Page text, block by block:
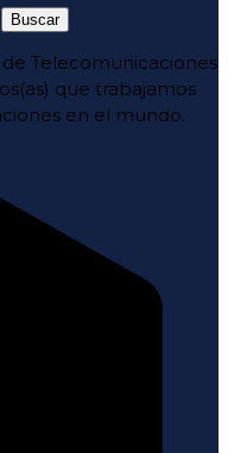
Telecomunicaciones
que trabajamos
en el mundo.